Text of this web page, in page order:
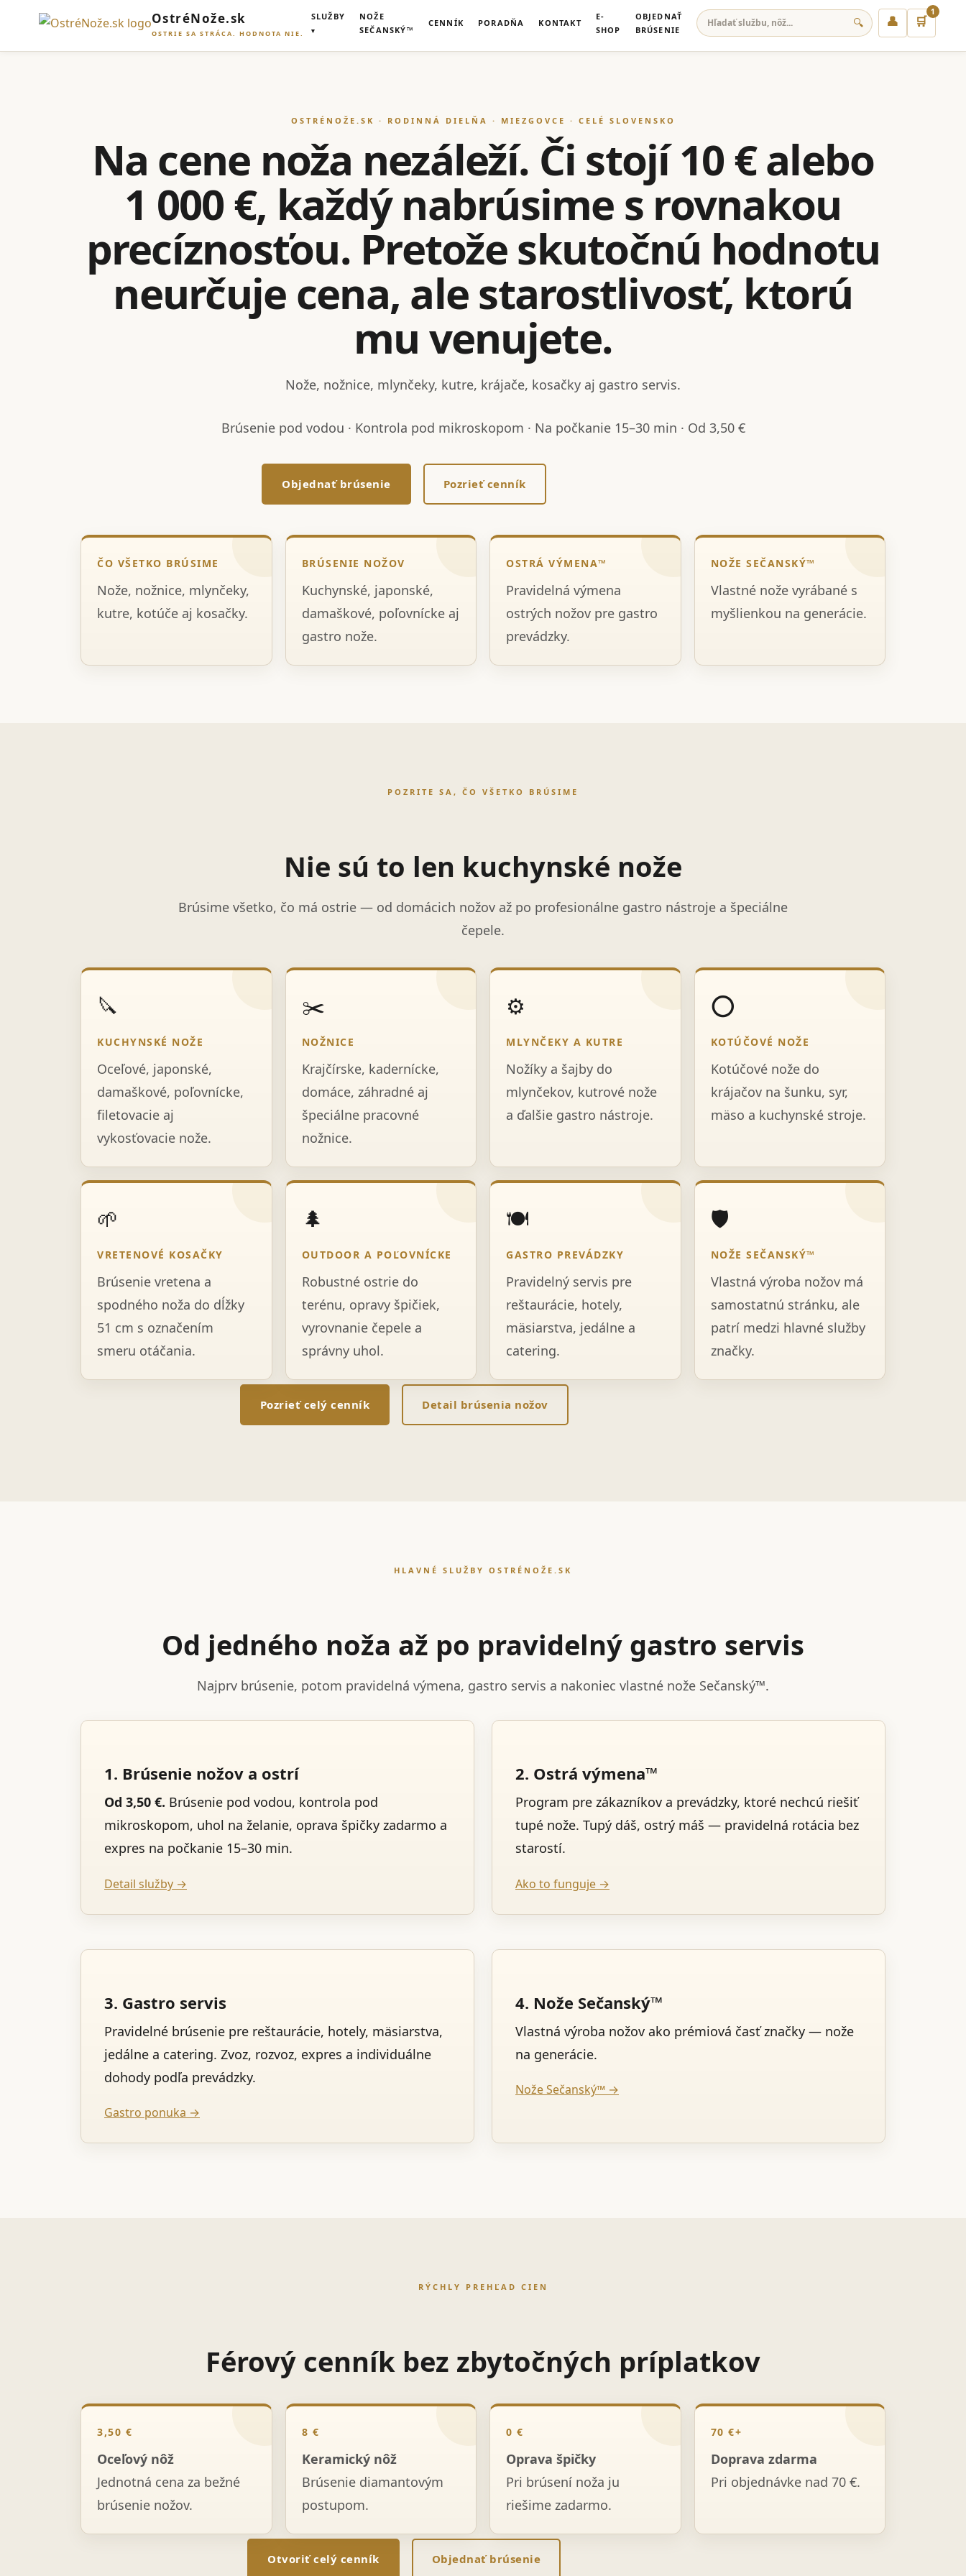
OstréNože.sk
OSTRIE SA STRÁCA. HODNOTA NIE.
SLUŽBY
NOŽE
SEČANSKÝ™
CENNÍK PORADŇA KONTAKT
E-
SHOP
OBJEDNAŤ
BRÚSENIE
🔍 👤 🛒
1
OSTRÉNOŽE.SK · RODINNÁ DIELŇA · MIEZGOVCE · CELÉ SLOVENSKO
Na cene noža nezáleží. Či stojí 10 € alebo
1 000 €, každý nabrúsime s rovnakou
precíznosťou. Pretože skutočnú hodnotu
neurčuje cena, ale starostlivosť, ktorú
mu venujete.
Nože, nožnice, mlynčeky, kutre, krájače, kosačky aj gastro servis.
Brúsenie pod vodou · Kontrola pod mikroskopom · Na počkanie 15–30 min · Od 3,50 €
Objednať brúsenie Pozrieť cenník
ČO VŠETKO BRÚSIME
Nože, nožnice, mlynčeky,
kutre, kotúče aj kosačky.
BRÚSENIE NOŽOV
Kuchynské, japonské,
damaškové, poľovnícke aj
gastro nože.
OSTRÁ VÝMENA™
Pravidelná výmena
ostrých nožov pre gastro
prevádzky.
NOŽE SEČANSKÝ™
Vlastné nože vyrábané s
myšlienkou na generácie.
POZRITE SA, ČO VŠETKO BRÚSIME
Nie sú to len kuchynské nože
Brúsime všetko, čo má ostrie — od domácich nožov až po profesionálne gastro nástroje a špeciálne
čepele.
🔪
KUCHYNSKÉ NOŽE
Oceľové, japonské,
damaškové, poľovnícke,
filetovacie aj
vykosťovacie nože.
✂️
NOŽNICE
Krajčírske, kadernícke,
domáce, záhradné aj
špeciálne pracovné
nožnice.
⚙️
MLYNČEKY A KUTRE
Nožíky a šajby do
mlynčekov, kutrové nože
a ďalšie gastro nástroje.
⭕
KOTÚČOVÉ NOŽE
Kotúčové nože do
krájačov na šunku, syr,
mäso a kuchynské stroje.
🌱
VRETENOVÉ KOSAČKY
Brúsenie vretena a
spodného noža do dĺžky
51 cm s označením
smeru otáčania.
🌲
OUTDOOR A POĽOVNÍCKE
Robustné ostrie do
terénu, opravy špičiek,
vyrovnanie čepele a
správny uhol.
🍽️
GASTRO PREVÁDZKY
Pravidelný servis pre
reštaurácie, hotely,
mäsiarstva, jedálne a
catering.
🛡️
NOŽE SEČANSKÝ™
Vlastná výroba nožov má
samostatnú stránku, ale
patrí medzi hlavné služby
značky.
Pozrieť celý cenník Detail brúsenia nožov
HLAVNÉ SLUŽBY OSTRÉNOŽE.SK
Od jedného noža až po pravidelný gastro servis
Najprv brúsenie, potom pravidelná výmena, gastro servis a nakoniec vlastné nože Sečanský™.
1. Brúsenie nožov a ostrí
Od 3,50 €. Brúsenie pod vodou, kontrola pod
mikroskopom, uhol na želanie, oprava špičky zadarmo a
expres na počkanie 15–30 min.
Detail služby →
2. Ostrá výmena™
Program pre zákazníkov a prevádzky, ktoré nechcú riešiť
tupé nože. Tupý dáš, ostrý máš — pravidelná rotácia bez
starostí.
Ako to funguje →
3. Gastro servis
Pravidelné brúsenie pre reštaurácie, hotely, mäsiarstva,
jedálne a catering. Zvoz, rozvoz, expres a individuálne
dohody podľa prevádzky.
Gastro ponuka →
4. Nože Sečanský™
Vlastná výroba nožov ako prémiová časť značky — nože
na generácie.
Nože Sečanský™ →
RÝCHLY PREHĽAD CIEN
Férový cenník bez zbytočných príplatkov
3,50 €
Oceľový nôž
Jednotná cena za bežné
brúsenie nožov.
8 €
Keramický nôž
Brúsenie diamantovým
postupom.
0 €
Oprava špičky
Pri brúsení noža ju
riešime zadarmo.
70 €+
Doprava zdarma
Pri objednávke nad 70 €.
Otvoriť celý cenník Objednať brúsenie